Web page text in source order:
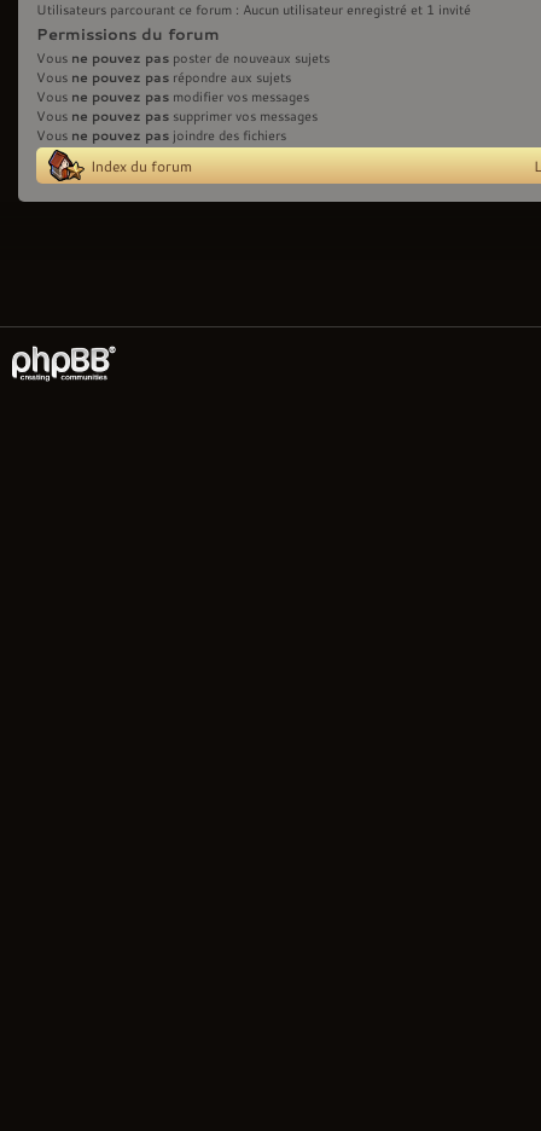
Utilisateurs parcourant ce forum : Aucun utilisateur enregistré et 1 invité
Permissions du forum
Vous ne pouvez pas poster de nouveaux sujets
Vous ne pouvez pas répondre aux sujets
Vous ne pouvez pas modifier vos messages
Vous ne pouvez pas supprimer vos messages
Vous ne pouvez pas joindre des fichiers
Index du forum